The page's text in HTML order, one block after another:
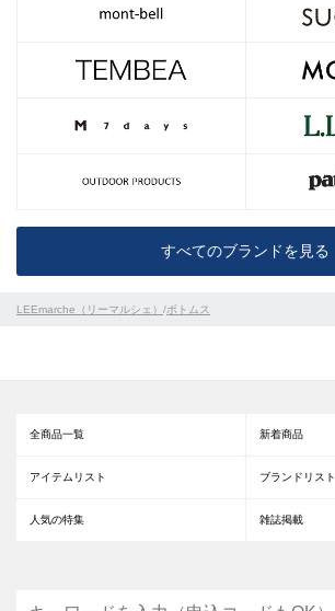
すべてのブランドを見る
LEEmarche（リーマルシェ） /ボトムス
全商品一覧 新着商品
アイテムリスト ブランドリスト
人気の特集 雑誌掲載